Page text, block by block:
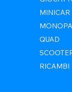
MINICAR
QUAD
RICAMBI